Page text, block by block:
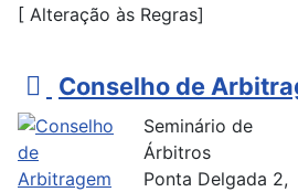
[ Alteração às Regras]
p
d
Conselho de
Seminário de
Árbitros
Ponta Delgada 2,